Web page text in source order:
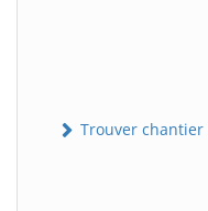
Trouver chantier